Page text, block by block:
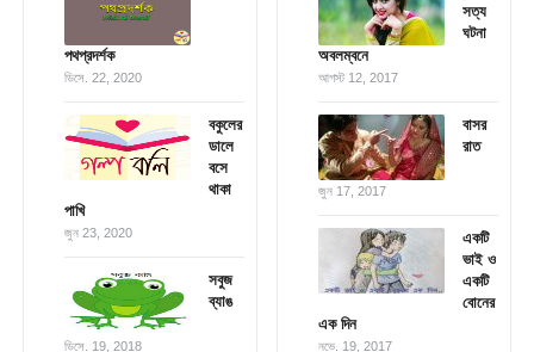
পথপ্রদর্শক
ডিসে. 22, 2020
বকুলের
ডালে
বসে
থাকা
পাখি
জুন 23, 2020
সবুজ
ব্যাঙ
ডিসে. 19, 2018
সত্য
ঘটনা
অবলম্বনে
আগস্ট 12, 2017
বাসর
রাত
জুন 17, 2017
একটি
ভাই ও
একটি
বোনের
এক দিন
নভে. 19, 2017